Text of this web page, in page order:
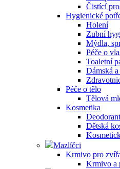
Čistící
Hygienické
Holení
Zubní
Mýdla,
Péče o
Toaletní
Dámská
Péče o tělo
Tělová
Kosmetika
Dětská
Mazlíčci
Krmivo pro
Krmivo a